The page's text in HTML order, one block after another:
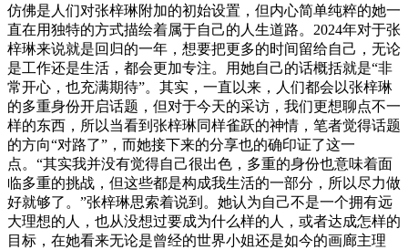
仿佛是人们对张梓琳附加的初始设置，但内心简单纯粹的她一
直在用独特的方式描绘着属于自己的人生道路。2024年对于张
梓琳来说就是回归的一年，想要把更多的时间留给自己，无论
是工作还是生活，都会更加专注。用她自己的话概括就是“非
常开心，也充满期待”。其实，一直以来，人们都会以张梓琳
的多重身份开启话题，但对于今天的采访，我们更想聊点不一
样的东西，所以当看到张梓琳同样雀跃的神情，笔者觉得话题
的方向“对路了”，而她接下来的分享也的确印证了这一
点。“其实我并没有觉得自己很出色，多重的身份也意味着面
临多重的挑战，但这些都是构成我生活的一部分，所以尽力做
好就够了。”张梓琳思索着说到。她认为自己不是一个拥有远
大理想的人，也从没想过要成为什么样的人，或者达成怎样的
目标，在她看来无论是曾经的世界小姐还是如今的画廊主理